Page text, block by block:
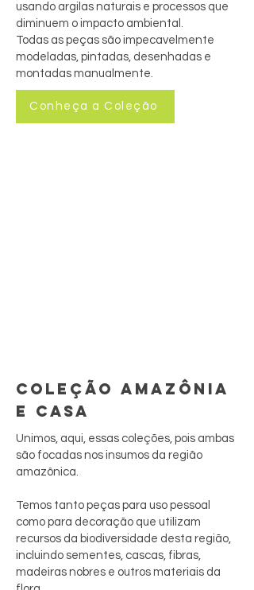
usando argilas naturais e processos que
diminuem o impacto ambiental.
Todas as peças são impecavelmente
modeladas, pintadas, desenhadas e
montadas manualmente.
Conheça a Coleção
COLEÇÃO AMAZÔNIA
E CASA
Unimos, aqui, essas coleções, pois ambas
são focadas nos insumos da região
amazônica.
Temos tanto peças para uso pessoal
como para decoração que utilizam
recursos da biodiversidade desta região,
incluindo sementes, cascas, fibras,
madeiras nobres e outros materiais da